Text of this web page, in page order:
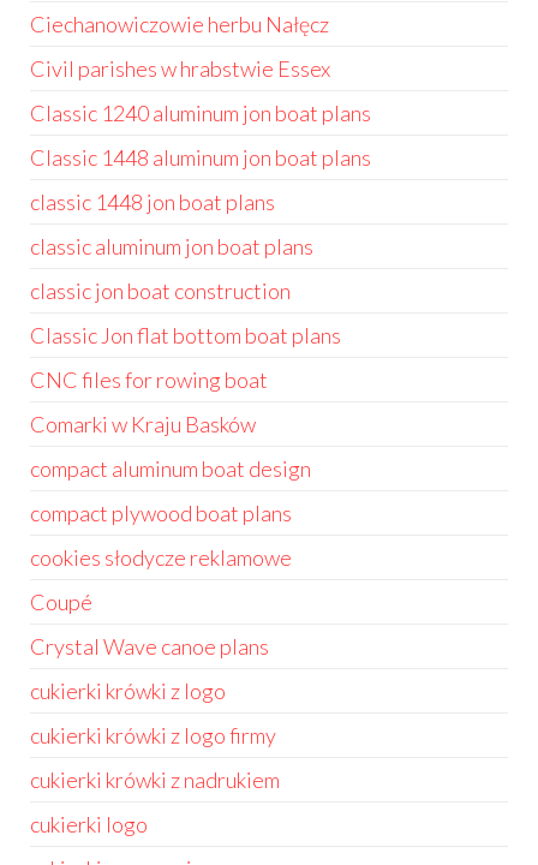
Ciechanowiczowie herbu Nałęcz
Civil parishes w hrabstwie Essex
Classic 1240 aluminum jon boat plans
Classic 1448 aluminum jon boat plans
classic 1448 jon boat plans
classic aluminum jon boat plans
classic jon boat construction
Classic Jon flat bottom boat plans
CNC files for rowing boat
Comarki w Kraju Basków
compact aluminum boat design
compact plywood boat plans
cookies słodycze reklamowe
Coupé
Crystal Wave canoe plans
cukierki krówki z logo
cukierki krówki z logo firmy
cukierki krówki z nadrukiem
cukierki logo